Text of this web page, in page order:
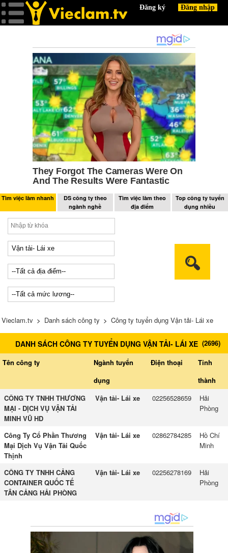
Tìm việc làm nhanh
DS công ty theo
ngành nghề
Tìm việc làm theo
địa điểm
Top công ty tuyển
dụng nhiều
Vieclam.tv > Danh sách công ty > Công ty tuyển dụng Vận tải- Lái xe
DANH SÁCH CÔNG TY TUYỂN DỤNG VẬN TẢI- LÁI XE (2696)
Tên công ty
Ngành tuyển
dụng
Điện thoại
Tỉnh
thành
CÔNG TY TNHH THƯƠNG
MẠI - DỊCH VỤ VẬN TẢI
MINH VŨ HD
Vận tải- Lái xe 02256528659
Hải
Phòng
Công Ty Cổ Phần Thương
Mại Dịch Vụ Vận Tải Quốc
Thịnh
Vận tải- Lái xe 02862784285
Hồ Chí
Minh
CÔNG TY TNHH CẢNG
CONTAINER QUỐC TẾ
TÂN CẢNG HẢI PHÒNG
Vận tải- Lái xe 02256278169
Hải
Phòng